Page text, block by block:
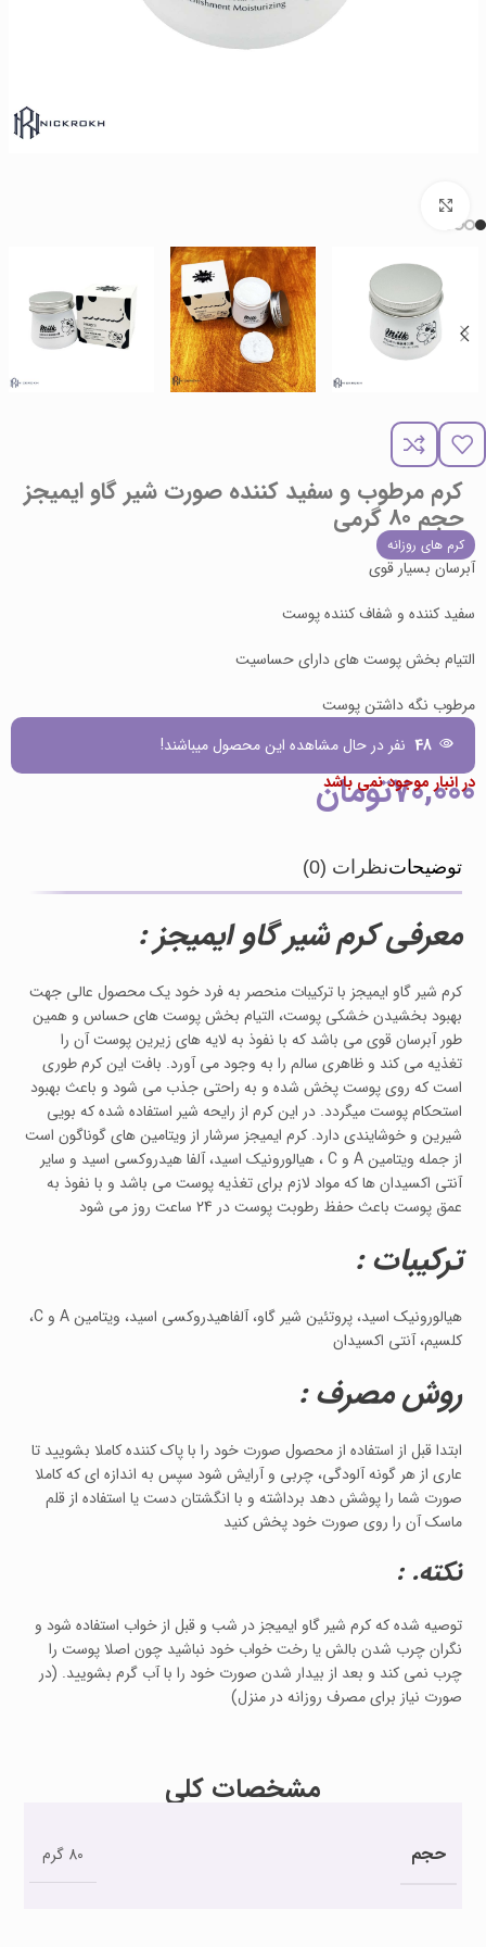
کرم مرطوب و سفید کننده صورت شیر گاو ایمیجز
حجم 80 گرمی
کرم های روزانه
آبرسان بسیار قوی
سفید کننده و شفاف کننده پوست
التیام بخش پوست های دارای حساسیت
مرطوب نگه داشتن پوست
48 نفر در حال مشاهده این محصول میباشند!
70,000تومان
در انبار موجود نمی باشد
توضیحاتنظرات (0)
معرفی کرم شیر گاو ایمیجز :
کرم شیر گاو ایمیجز با ترکیبات منحصر به فرد خود یک محصول عالی جهت
بهبود بخشیدن خشکی پوست، التیام بخش پوست های حساس و همین
طور آبرسان قوی می باشد که با نفوذ به لایه های زیرین پوست آن را
تغذیه می کند و ظاهری سالم را به وجود می آورد. بافت این کرم طوری
است که روی پوست پخش شده و به راحتی جذب می شود و باعث بهبود
استحکام پوست میگردد. در این کرم از رایحه شیر استفاده شده که بویی
شیرین و خوشایندی دارد. کرم ایمیجز سرشار از ویتامین های گوناگون است
از جمله ویتامین A و C ، هیالورونیک اسید، آلفا هیدروکسی اسید و سایر
آنتی اکسیدان ها که مواد لازم برای تغذیه پوست می باشد و با نفوذ به
عمق پوست باعث حفظ رطوبت پوست در 24 ساعت روز می شود
ترکیبات :
هیالورونیک اسید، پروتئین شیر گاو، آلفاهیدروکسی اسید، ویتامین A و C،
کلسیم، آنتی اکسیدان
روش مصرف :
ابتدا قبل از استفاده از محصول صورت خود را با پاک کننده کاملا بشویید تا
عاری از هر گونه آلودگی، چربی و آرایش شود سپس به اندازه ای که کاملا
صورت شما را پوشش دهد برداشته و با انگشتان دست یا استفاده از قلم
ماسک آن را روی صورت خود پخش کنید
نکته. :
توصیه شده که کرم شیر گاو ایمیجز در شب و قبل از خواب استفاده شود و
نگران چرب شدن بالش یا رخت خواب خود نباشید چون اصلا پوست را
چرب نمی کند و بعد از بیدار شدن صورت خود را با آب گرم بشویید. (در
صورت نیاز برای مصرف روزانه در منزل)
مشخصات کلی
حجم 80 گرم